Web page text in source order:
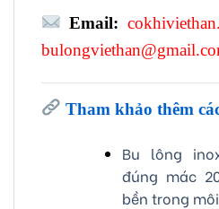
Email:
Tham khảo thêm
Bu lông
đúng mác
bền trong